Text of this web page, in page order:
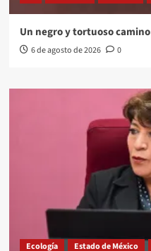
Un negro y tortuoso camino
6 de agosto de 2026 0
Ecología Estado de México